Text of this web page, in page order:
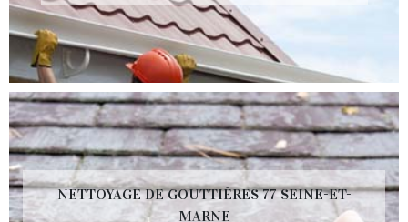
NETTOYAGE DE GOUTTIÈRES 77 SEINE-ET-
MARNE